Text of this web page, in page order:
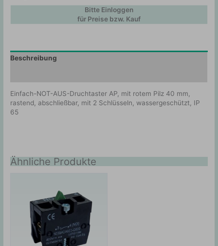
Bitte Einloggen
für Preise bzw. Kauf
Beschreibung
Einfach-NOT-AUS-Druchtaster AP, mit rotem Pilz 40 mm,
rastend, abschließbar, mit 2 Schlüsseln, wassergeschützt, IP
65
Ähnliche Produkte